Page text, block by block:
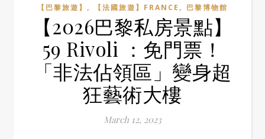
【巴黎旅遊】 , 【法國旅遊】FRANCE , 巴黎博物館
【2026巴黎私房景點】
59 Rivoli ：免門票！
「非法佔領區」變身超
狂藝術大樓
March 12, 2023